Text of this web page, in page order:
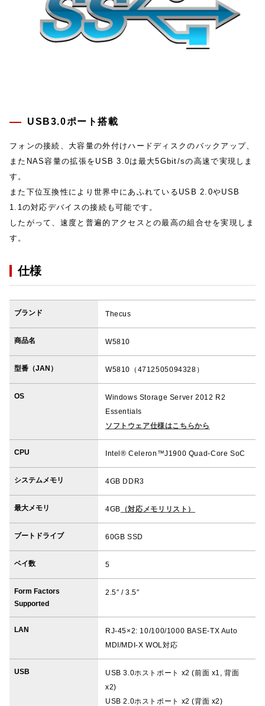
USB3.0ポート搭載
フォンの接続、大容量の外付けハードディスクのバックアップ、
またNAS容量の拡張をUSB 3.0は最大5Gbit/sの高速で実現しま
す。
また下位互換性により世界中にあふれているUSB 2.0やUSB
1.1の対応デバイスの接続も可能です。
したがって、速度と普遍的アクセスとの最高の組合せを実現しま
す。
仕様
ブランド Thecus
商品名 W5810
型番（JAN） W5810（4712505094328）
OS
Windows Storage Server 2012 R2
Essentials
ソフトウェア仕様はこちらから
CPU Intel® Celeron™J1900 Quad-Core SoC
システムメモリ 4GB DDR3
最大メモリ 4GB （対応メモリリスト）
ブートドライブ 60GB SSD
ベイ数 5
Form Factors
Supported
2.5″ / 3.5″
LAN
RJ-45×2: 10/100/1000 BASE-TX Auto
MDI/MDI-X WOL対応
USB
USB 3.0ホストポート x2 (前面 x1, 背面
x2)
USB 2.0ホストポート x2 (背面 x2)